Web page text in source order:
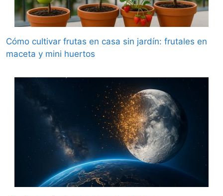
Cómo cultivar frutas en casa sin jardín: frutales en
maceta y mini huertos